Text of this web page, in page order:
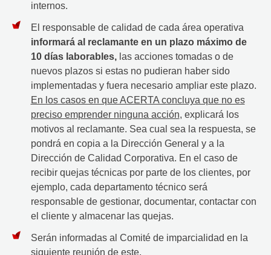
internos.
El responsable de calidad de cada área operativa
informará al reclamante en un plazo máximo de
10 días laborables,las acciones tomadas o de
nuevos plazos si estas no pudieran haber sido
implementadas y fuera necesario ampliar este plazo.
En los casos en que ACERTA concluya que no es
preciso emprender ninguna acción, explicará los
motivos al reclamante. Sea cual sea la respuesta, se
pondrá en copia a la Dirección General y a la
Dirección de Calidad Corporativa. En el caso de
recibir quejas técnicas por parte de los clientes, por
ejemplo, cada departamento técnico será
responsable de gestionar, documentar, contactar con
el cliente y almacenar las quejas.
Serán informadas al Comité de imparcialidad en la
siguiente reunión de este.